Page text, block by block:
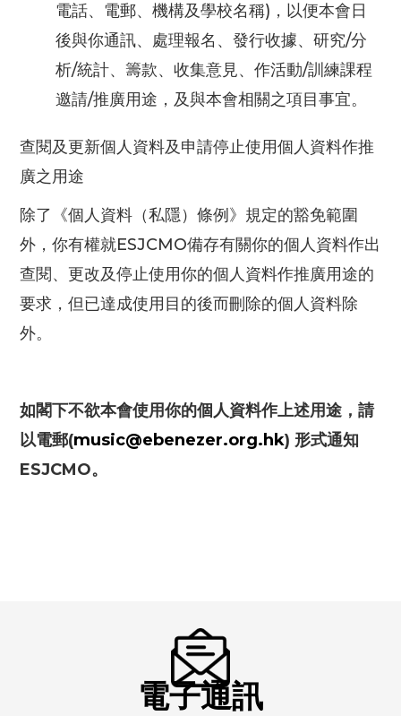
電話、電郵、機構及學校名稱)，以便本會日
後與你通訊、處理報名、發行收據、研究/分
析/統計、籌款、收集意見、作活動/訓練課程
邀請/推廣用途，及與本會相關之項目事宜。
查閱及更新個人資料及申請停止使用個人資料作推
廣之用途
除了《個人資料（私隱）條例》規定的豁免範圍
外，你有權就ESJCMO備存有關你的個人資料作出
查閱、更改及停止使用你的個人資料作推廣用途的
要求，但已達成使用目的後而刪除的個人資料除
外。
如閣下不欲本會使用你的個人資料作上述用途，請
以電郵(music@ebenezer.org.hk) 形式通知
ESJCMO。
電子通訊